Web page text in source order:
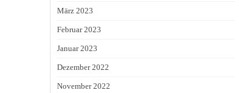
März 2023
Februar 2023
Januar 2023
Dezember 2022
November 2022